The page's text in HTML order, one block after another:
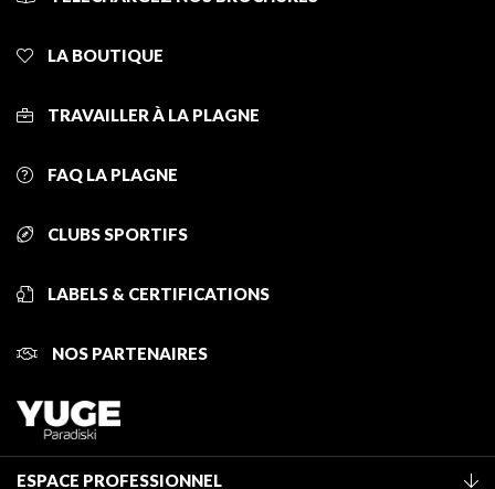
LA BOUTIQUE
TRAVAILLER À LA PLAGNE
FAQ LA PLAGNE
CLUBS SPORTIFS
LABELS & CERTIFICATIONS
NOS PARTENAIRES
ESPACE PROFESSIONNEL